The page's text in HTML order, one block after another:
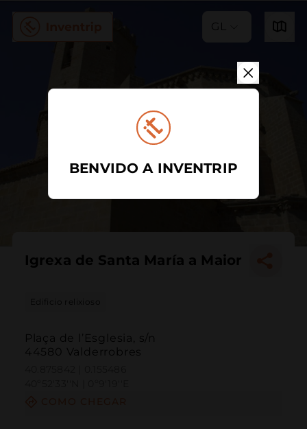
GL
Igrexa de Santa María a Maior
Edificio relixioso
Plaça de l’Esglesia, s/n
44580 Valderrobres
BENVIDO A INVENTRIP